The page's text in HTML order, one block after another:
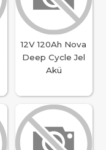
12V 120Ah Nova
Deep Cycle Jel
Akü